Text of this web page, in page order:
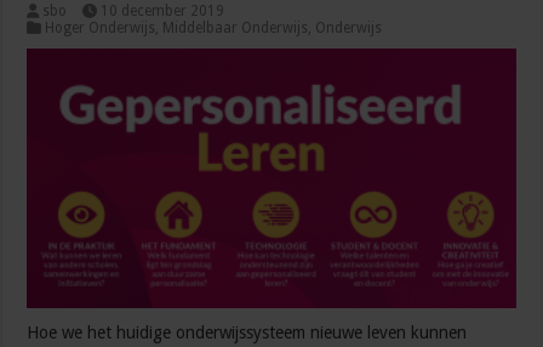
sbo
10 december 2019
Hoger Onderwijs Middelbaar Onderwijs Onderwijs
Hoe we het huidige onderwijssysteem nieuwe leven kunnen